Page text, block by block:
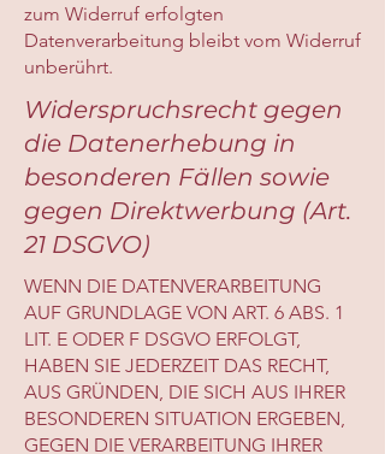
zum Widerruf erfolgten
Datenverarbeitung bleibt vom Widerruf
unberührt.
Widerspruchsrecht gegen
die Datenerhebung in
besonderen Fällen sowie
gegen Direktwerbung (Art.
21 DSGVO)
WENN DIE DATENVERARBEITUNG
AUF GRUNDLAGE VON ART. 6 ABS. 1
LIT. E ODER F DSGVO ERFOLGT,
HABEN SIE JEDERZEIT DAS RECHT,
AUS GRÜNDEN, DIE SICH AUS IHRER
BESONDEREN SITUATION ERGEBEN,
GEGEN DIE VERARBEITUNG IHRER